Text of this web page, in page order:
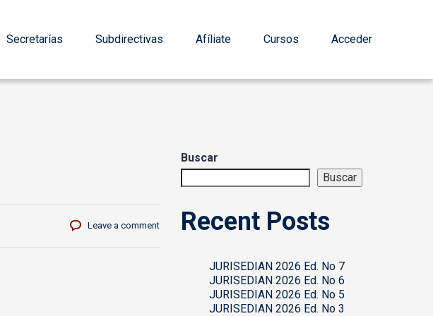
Secretarías Subdirectivas Afíliate Cursos Acceder
Leave a comment
Buscar
Buscar
Recent Posts
JURISEDIAN 2026 Ed. No 7
JURISEDIAN 2026 Ed. No 6
JURISEDIAN 2026 Ed. No 5
JURISEDIAN 2026 Ed. No 3